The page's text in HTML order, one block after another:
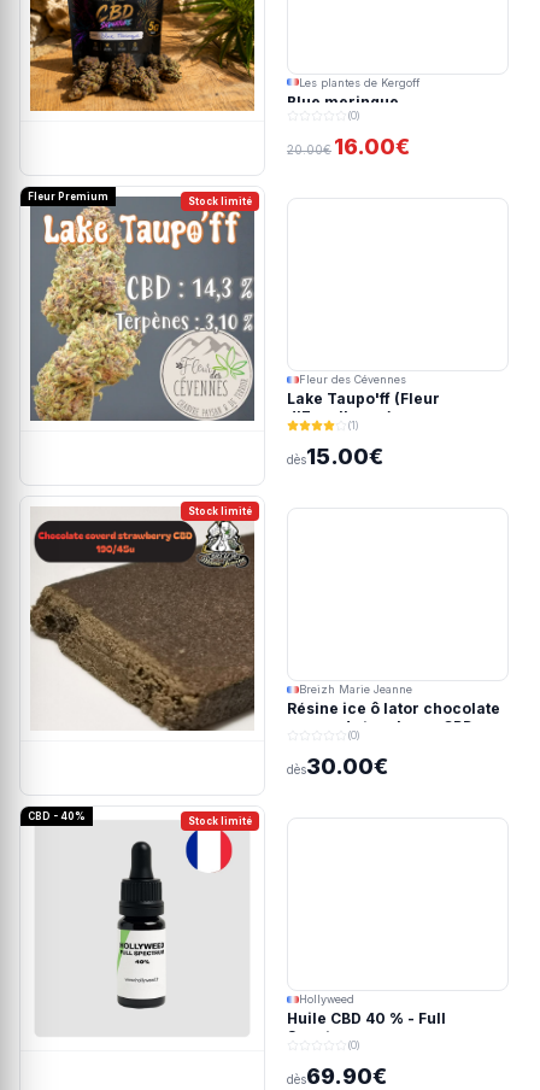
Les plantes de Kergoff
Blue meringue
(0)
20.00€ 16.00€
Stock limité
Fleur Premium
Fleur des Cévennes
Lake Taupo'ff (Fleur
d'Excellence)
(1)
dès15.00€
Stock limité
Breizh Marie Jeanne
Résine ice ô lator chocolate
covered strawberry CBD
(0)
dès30.00€
Stock limité
CBD - 40%
Hollyweed
Huile CBD 40 % - Full
Spectrum
(0)
dès69.90€